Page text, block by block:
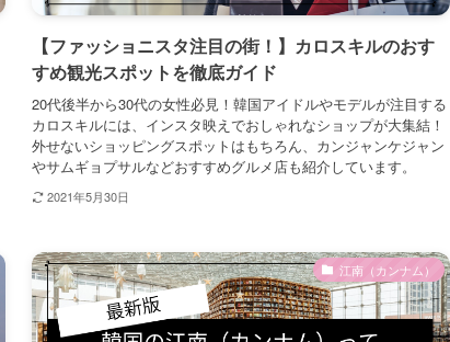
【ファッショニスタ注目の街！】カロスキルのおす
すめ観光スポットを徹底ガイド
20代後半から30代の女性必見！韓国アイドルやモデルが注目する
カロスキルには、インスタ映えでおしゃれなショップが大集結！
外せないショッピングスポットはもちろん、カンジャンケジャン
やサムギョプサルなどおすすめグルメ店も紹介しています。
2021年5月30日
江南（カンナム）